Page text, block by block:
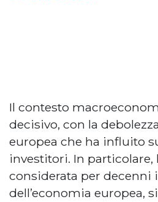
Il contesto
decisivo, con la
europea che ha influito
investitori. In particolare,
considerata per decenni
dell’economia europea,